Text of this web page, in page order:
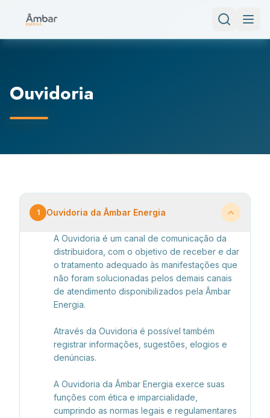
Ouvidoria
1 Ouvidoria da Âmbar Energia
A Ouvidoria é um canal de comunicação da
distribuidora, com o objetivo de receber e dar
o tratamento adequado às manifestações que
não foram solucionadas pelos demais canais
de atendimento disponibilizados pela Âmbar
Energia.
Através da Ouvidoria é possível também
registrar informações, sugestões, elogios e
denúncias.
A Ouvidoria da Âmbar Energia exerce suas
funções com ética e imparcialidade,
cumprindo as normas legais e regulamentares